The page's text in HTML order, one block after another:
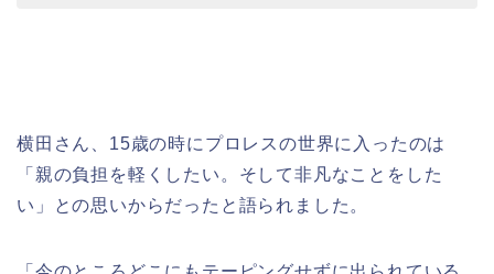
横田さん、15歳の時にプロレスの世界に入ったのは
「親の負担を軽くしたい。そして非凡なことをした
い」との思いからだったと語られました。